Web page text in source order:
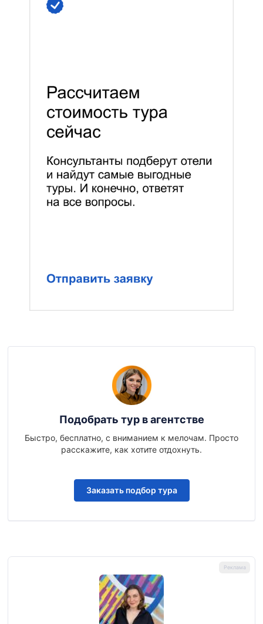
Подобрать тур в агентстве
Быстро, бесплатно, с вниманием к мелочам. Просто
расскажите, как хотите отдохнуть.
Заказать подбор тура